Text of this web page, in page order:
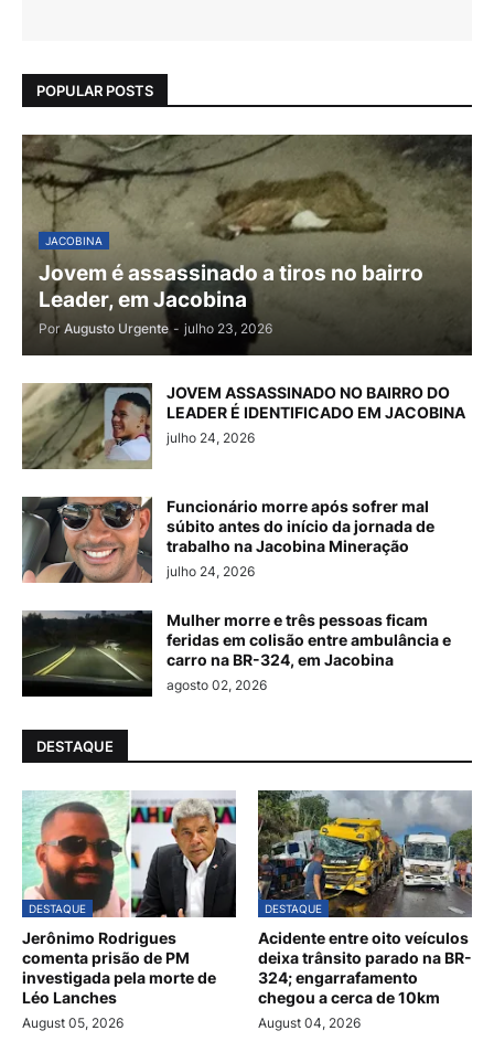
POPULAR POSTS
JACOBINA
Jovem é assassinado a tiros no bairro
Leader, em Jacobina
Por Augusto Urgente - julho 23, 2026
JOVEM ASSASSINADO NO BAIRRO DO
LEADER É IDENTIFICADO EM JACOBINA
julho 24, 2026
Funcionário morre após sofrer mal
súbito antes do início da jornada de
trabalho na Jacobina Mineração
julho 24, 2026
Mulher morre e três pessoas ficam
feridas em colisão entre ambulância e
carro na BR-324, em Jacobina
agosto 02, 2026
DESTAQUE
DESTAQUE
Jerônimo Rodrigues
comenta prisão de PM
investigada pela morte de
Léo Lanches
August 05, 2026
DESTAQUE
Acidente entre oito veículos
deixa trânsito parado na BR-
324; engarrafamento
chegou a cerca de 10km
August 04, 2026